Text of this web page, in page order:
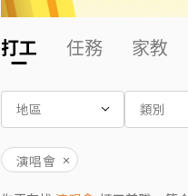
打工 任務 家教
地區 類別
演唱會